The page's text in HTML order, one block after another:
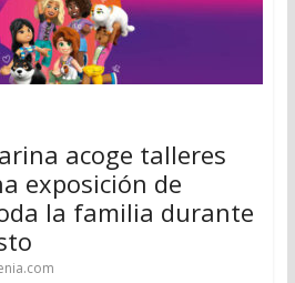
acoge talleres
exposición de
la familia durante